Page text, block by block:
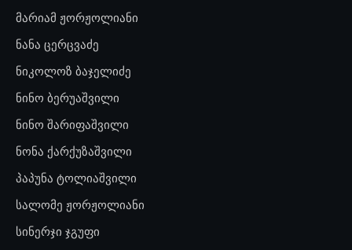
მარიამ ჟორჟოლიანი
ნანა ცერცვაძე
ნიკოლოზ ბაჯელიძე
ნინო ბერუაშვილი
ნინო შარიფაშვილი
ნონა ქარქუზაშვილი
პაპუნა ტოლიაშვილი
სალომე ჟორჟოლიანი
სინერჯი ჯგუფი